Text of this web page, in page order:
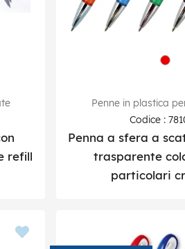
refill
Penne in plastica
Codice :
Penna a sfera a
trasparente
particolari